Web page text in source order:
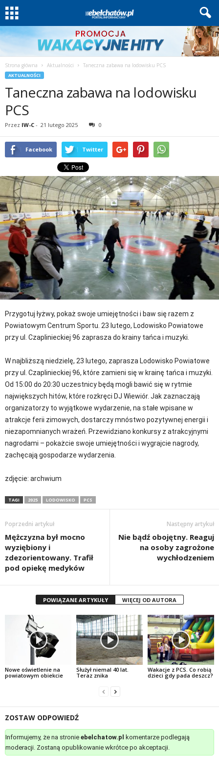
Strona główna Aktualności Taneczna zabawa na lodowisku PCS
AKTUALNOŚCI
Taneczna zabawa na lodowisku
PCS
Przez IW-C - 21 lutego 2025 0
Facebook Twitter
Przygotuj łyżwy, pokaż swoje umiejętności i baw się razem z
Powiatowym Centrum Sportu. 23 lutego, Lodowisko Powiatowe
przy ul. Czaplinieckiej 96 zaprasza do krainy tańca i muzyki.
W najbliższą niedzielę, 23 lutego, zaprasza Lodowisko Powiatowe
przy ul. Czaplinieckiej 96, które zamieni się w krainę tańca i muzyki.
Od 15:00 do 20:30 uczestnicy będą mogli bawić się w rytmie
największych hitów, które rozkręci DJ Wiewiór. Jak zaznaczają
organizatorzy to wyjątkowe wydarzenie, na stałe wpisane w
atrakcje ferii zimowych, dostarczy mnóstwo pozytywnej energii i
niezapomnianych wrażeń. Przewidziano konkursy z atrakcyjnymi
nagrodami – pokażcie swoje umiejętności i wygrajcie nagrody,
zachęcają gospodarze wydarzenia.
zdjęcie: archwium
TAGI 2025 LODOWISKO PCS
Poprzedni artykuł
Mężczyzna był mocno
wyziębiony i
zdezorientowany. Trafił
pod opiekę medyków
Następny artykuł
Nie bądź obojętny. Reaguj
na osoby zagrożone
wychłodzeniem
POWIĄZANE ARTYKUŁY WIĘCEJ OD AUTORA
Nowe oświetlenie na
powiatowym obiekcie
Służył niemal 40 lat.
Teraz znika
Wakacje z PCS. Co robią
dzieci gdy pada deszcz?
ZOSTAW ODPOWIEDŹ
Informujemy, że na stronie ebelchatow.pl
komentarze podlegają
moderacji. Zostaną opublikowanie wkrótce po akceptacji.